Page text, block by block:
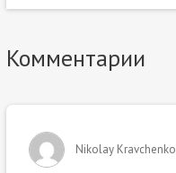
Комментарии
Nikolay Kravchenko